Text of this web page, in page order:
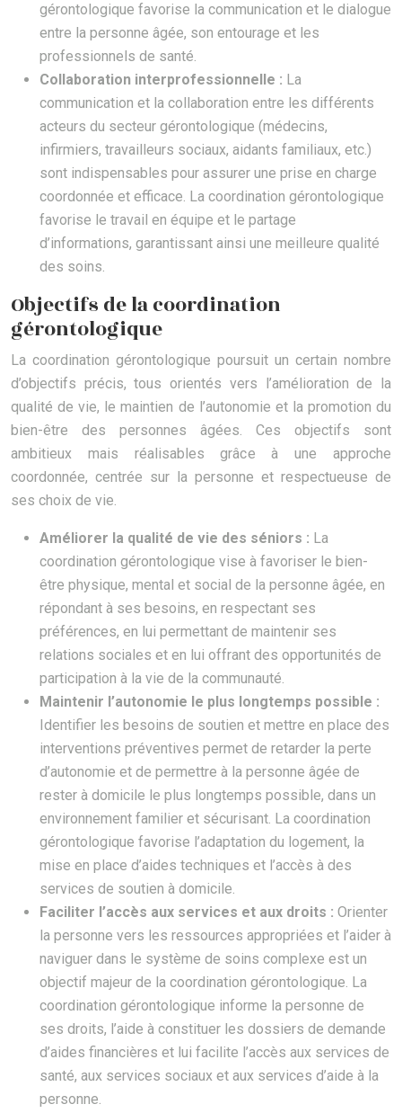
gérontologique favorise la communication et le dialogue
entre la personne âgée, son entourage et les
professionnels de santé.
Collaboration interprofessionnelle : La
communication et la collaboration entre les différents
acteurs du secteur gérontologique (médecins,
infirmiers, travailleurs sociaux, aidants familiaux, etc.)
sont indispensables pour assurer une prise en charge
coordonnée et efficace. La coordination gérontologique
favorise le travail en équipe et le partage
d’informations, garantissant ainsi une meilleure qualité
des soins.
Objectifs de la coordination
gérontologique
La coordination gérontologique poursuit un certain nombre
d’objectifs précis, tous orientés vers l’amélioration de la
qualité de vie, le maintien de l’autonomie et la promotion du
bien-être des personnes âgées. Ces objectifs sont
ambitieux mais réalisables grâce à une approche
coordonnée, centrée sur la personne et respectueuse de
ses choix de vie.
Améliorer la qualité de vie des séniors : La
coordination gérontologique vise à favoriser le bien-
être physique, mental et social de la personne âgée, en
répondant à ses besoins, en respectant ses
préférences, en lui permettant de maintenir ses
relations sociales et en lui offrant des opportunités de
participation à la vie de la communauté.
Maintenir l’autonomie le plus longtemps possible :
Identifier les besoins de soutien et mettre en place des
interventions préventives permet de retarder la perte
d’autonomie et de permettre à la personne âgée de
rester à domicile le plus longtemps possible, dans un
environnement familier et sécurisant. La coordination
gérontologique favorise l’adaptation du logement, la
mise en place d’aides techniques et l’accès à des
services de soutien à domicile.
Faciliter l’accès aux services et aux droits : Orienter
la personne vers les ressources appropriées et l’aider à
naviguer dans le système de soins complexe est un
objectif majeur de la coordination gérontologique. La
coordination gérontologique informe la personne de
ses droits, l’aide à constituer les dossiers de demande
d’aides financières et lui facilite l’accès aux services de
santé, aux services sociaux et aux services d’aide à la
personne.